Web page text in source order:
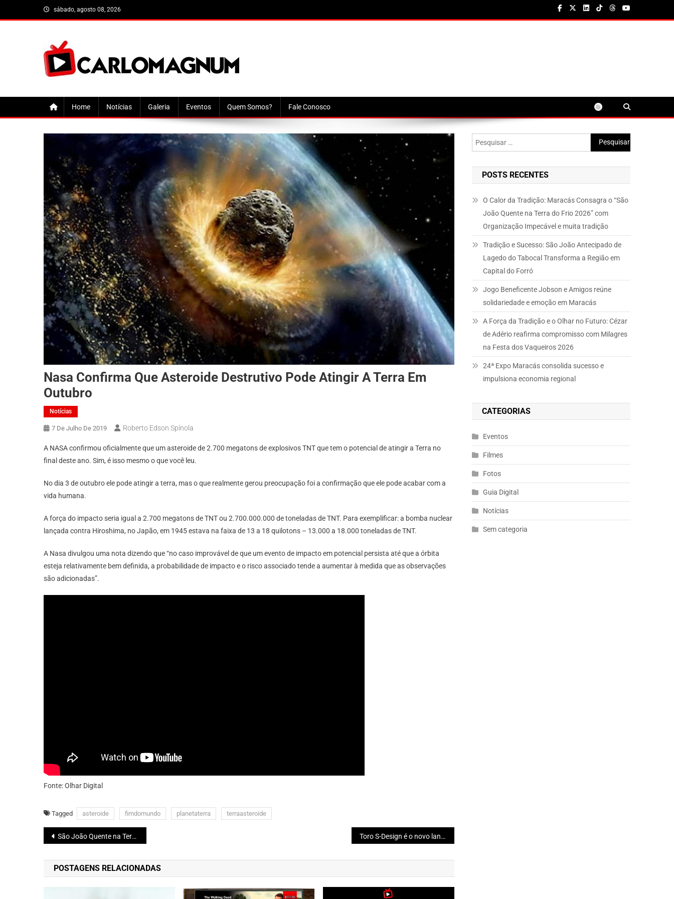
to
sábado, agosto 08, 2026
Home Notícias Galeria Eventos Quem Somos? Fale Conosco
Nasa Confirma Que Asteroide Destrutivo Pode Atingir A Terra Em
Outubro
Notícias
7 De Julho De 2019 Roberto Edson Spínola
A NASA confirmou oficialmente que um asteroide de 2.700 megatons de explosivos TNT que tem o potencial de atingir a Terra no
final deste ano. Sim, é isso mesmo o que você leu.
No dia 3 de outubro ele pode atingir a terra, mas o que realmente gerou preocupação foi a confirmação que ele pode acabar com a
vida humana.
A força do impacto seria igual a 2.700 megatons de TNT ou 2.700.000.000 de toneladas de TNT. Para exemplificar: a bomba nuclear
lançada contra Hiroshima, no Japão, em 1945 estava na faixa de 13 a 18 quilotons – 13.000 a 18.000 toneladas de TNT.
A Nasa divulgou uma nota dizendo que “no caso improvável de que um evento de impacto em potencial persista até que a órbita
esteja relativamente bem definida, a probabilidade de impacto e o risco associado tende a aumentar à medida que as observações
são adicionadas”.
Fonte: Olhar Digital
Tagged asteroide fimdomundo planetaterra terraasteroide
Navegação
de
Post
São João Quente na Terra do Frio 2019 foi inesquecível Toro S-Design é o novo lançamento da Fiat
POSTAGENS RELACIONADAS
Pesquisar
por:
POSTS RECENTES
O Calor da Tradição: Maracás Consagra o “São
João Quente na Terra do Frio 2026” com
Organização Impecável e muita tradição
Tradição e Sucesso: São João Antecipado de
Lagedo do Tabocal Transforma a Região em
Capital do Forró
Jogo Beneficente Jobson e Amigos reúne
solidariedade e emoção em Maracás
A Força da Tradição e o Olhar no Futuro: Cézar
de Adério reafirma compromisso com Milagres
na Festa dos Vaqueiros 2026
24ª Expo Maracás consolida sucesso e
impulsiona economia regional
CATEGORIAS
Eventos
Filmes
Fotos
Guia Digital
Notícias
Sem categoria